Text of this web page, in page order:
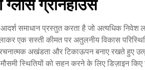
ग्लास ग्रीनहाउस
समाधान प्रस्तुत करता है जो अत्यधिक
एक सस्ती कीमत पर अतुलनीय विकास
अखंडता और टिकाऊपन बनाए रखते हुए
मौसमी स्थितियों को सहन करने के लिए डिज़ाइन